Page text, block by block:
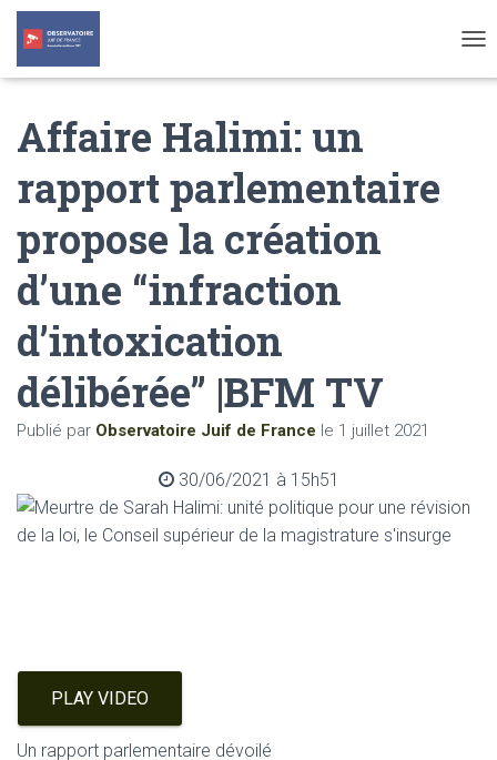
O
Affaire Halimi: un
rapport parlementaire
propose la création
d’une “infraction
d’intoxication
délibérée” |BFM TV
Publié par Observatoire Juif de France le 1 juillet 2021
30/06/2021 à 15h51
PLAY VIDEO
Un rapport parlementaire dévoilé